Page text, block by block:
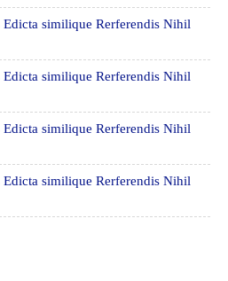
Edicta similique Rerferendis Nihil
Edicta similique Rerferendis Nihil
Edicta similique Rerferendis Nihil
Edicta similique Rerferendis Nihil